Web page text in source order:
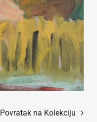
Povratak na Kolekciju